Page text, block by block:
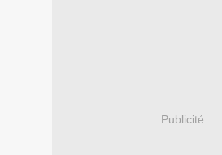
Publicité